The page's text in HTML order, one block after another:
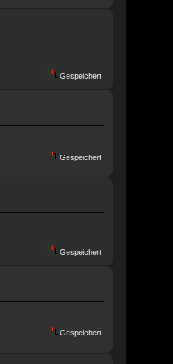
Gespeichert
Gespeichert
Gespeichert
Gespeichert